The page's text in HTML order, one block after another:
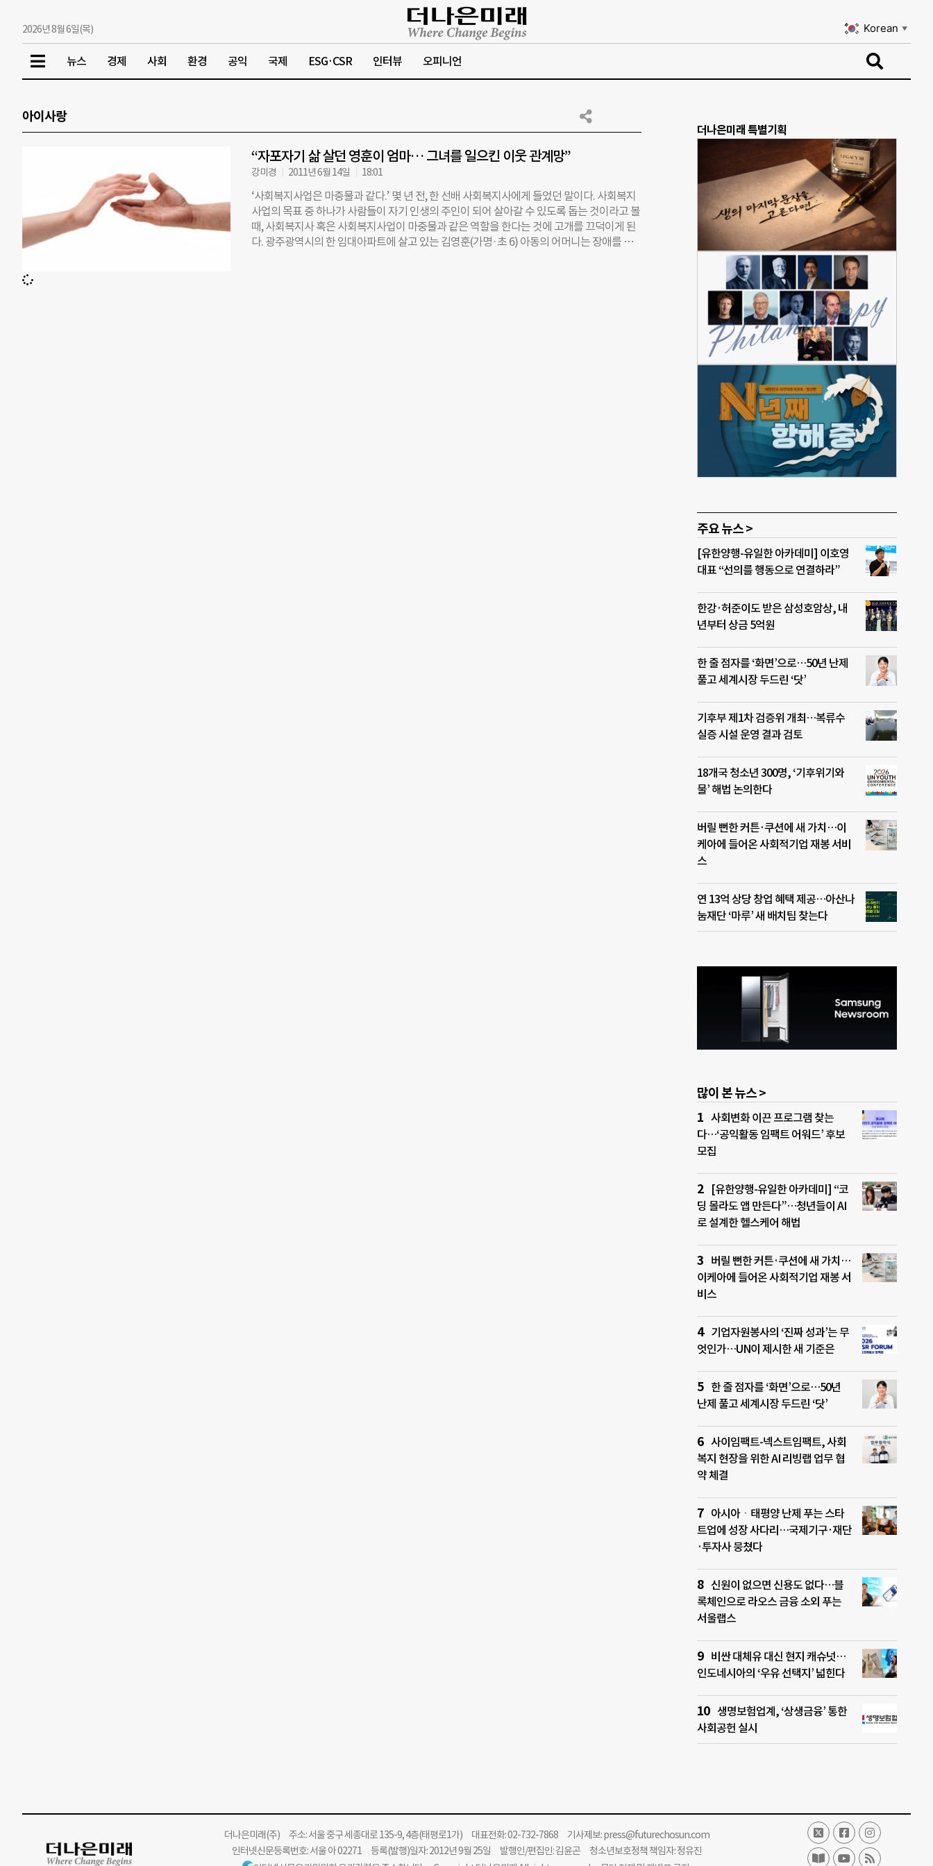
2026년 8월 6일(목) Korean ▼
뉴스 경제 사회 환경 공익 국제 ESG·CSR 인터뷰 오피니언
아이사랑
“자포자기 삶 살던 영훈이 엄마… 그녀를 일으킨 이웃 관계망”
강미경 2011년 6월 14일 18:01
‘사회복지사업은 마중물과 같다.’ 몇 년 전, 한 선배 사회복지사에게 들었던 말이다. 사회복지
사업의 목표 중 하나가 사람들이 자기 인생의 주인이 되어 살아갈 수 있도록 돕는 것이라고 볼
때, 사회복지사 혹은 사회복지사업이 마중물과 같은 역할을 한다는 것에 고개를 끄덕이게 된
다. 광주광역시의 한 임대아파트에 살고 있는 김영훈(가명·초 6) 아동의 어머니는 장애를 갖
더나은미래 특별기획
주요 뉴스 >
[유한양행-유일한 아카데미] 이호영
대표 “선의를 행동으로 연결하라”
한강·허준이도 받은 삼성호암상, 내
년부터 상금 5억원
한 줄 점자를 ‘화면’으로…50년 난제
풀고 세계시장 두드린 ‘닷’
기후부 제1차 검증위 개최…복류수
실증 시설 운영 결과 검토
18개국 청소년 300명, ‘기후위기와
물’ 해법 논의한다
버릴 뻔한 커튼·쿠션에 새 가치…이
케아에 들어온 사회적기업 재봉 서비
스
연 13억 상당 창업 혜택 제공…아산나
눔재단 ‘마루’ 새 배치팀 찾는다
많이 본 뉴스 >
사회변화 이끈 프로그램 찾는
다…‘공익활동 임팩트 어워드’ 후보
모집
[유한양행-유일한 아카데미] “코
딩 몰라도 앱 만든다”…청년들이 AI
로 설계한 헬스케어 해법
버릴 뻔한 커튼·쿠션에 새 가치…
이케아에 들어온 사회적기업 재봉 서
비스
기업자원봉사의 ‘진짜 성과’는 무
엇인가…UN이 제시한 새 기준은
한 줄 점자를 ‘화면’으로…50년
난제 풀고 세계시장 두드린 ‘닷’
사이임팩트-넥스트임팩트, 사회
복지 현장을 위한 AI 리빙랩 업무 협
약 체결
아시아ㆍ태평양 난제 푸는 스타
트업에 성장 사다리…국제기구·재단
·투자사 뭉쳤다
신원이 없으면 신용도 없다…블
록체인으로 라오스 금융 소외 푸는
서울랩스
비싼 대체유 대신 현지 캐슈넛…
인도네시아의 ‘우유 선택지’ 넓힌다
생명보험업계, ‘상생금융’ 통한
사회공헌 실시
더나은미래(주)주소: 서울 중구 세종대로 135-9, 4층(태평로1가) 대표전화: 02-732-7868 기사제보:press@futurechosun.com
인터넷신문등록번호: 서울 아 02271 등록(발행)일자: 2012년 9월 25일 발행인/편집인: 김윤곤 청소년보호정책 책임자: 정유진